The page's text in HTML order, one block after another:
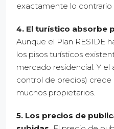
exactamente lo
4. El turístico absorbe
Aunque el Plan RESIDE
los pisos turísticos
mercado residencial. Y
control de precios)
muchos propietarios.
5. Los precios de